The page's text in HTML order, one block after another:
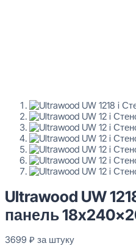
Ultrawood UW
панель
3699 ₽ за штуку